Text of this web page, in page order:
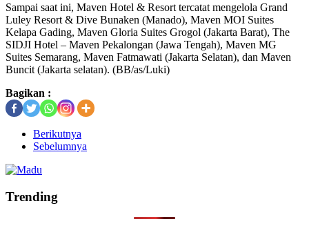
Sampai saat ini, Maven Hotel & Resort tercatat mengelola Grand
Luley Resort & Dive Bunaken (Manado), Maven MOI Suites
Kelapa Gading, Maven Gloria Suites Grogol (Jakarta Barat), The
SIDJI Hotel – Maven Pekalongan (Jawa Tengah), Maven MG
Suites Semarang, Maven Fatmawati (Jakarta Selatan), dan Maven
Buncit (Jakarta selatan). (BB/as/Luki)
Bagikan :
Berikutnya
Sebelumnya
Trending